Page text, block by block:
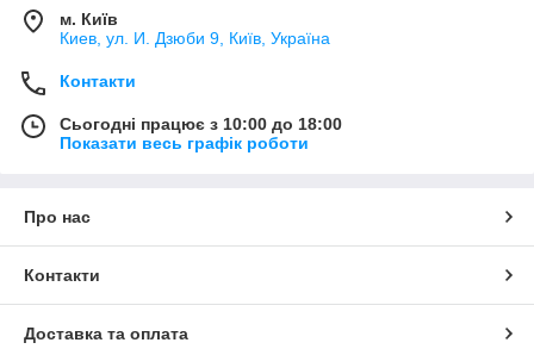
м. Київ
Киев, ул. И. Дзюби 9, Київ, Україна
Контакти
Сьогодні працює з 10:00 до 18:00
Показати весь графік роботи
Про нас
Контакти
Доставка та оплата